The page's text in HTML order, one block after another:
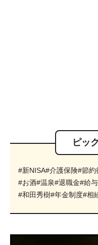
ピッ
#新NISA#介護保険#節約
#お酒#温泉#退職金#給与
#和田秀樹#年金制度#相